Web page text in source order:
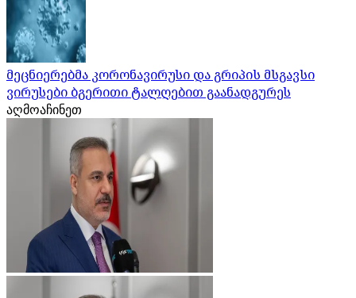
მეცნიერებმა კორონავირუსი და გრიპის მსგავსი
ვირუსები ბგერითი ტალღებით გაანადგურეს
აღმოაჩინეთ